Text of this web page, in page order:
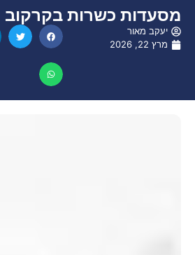
מסעדות כשרות בקרקוב
יעקב מאור
מרץ 22, 2026